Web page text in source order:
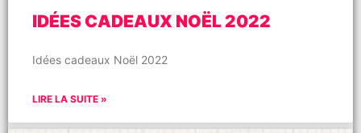
IDÉES CADEAUX NOËL 2022
Idées cadeaux Noël 2022
LIRE LA SUITE »